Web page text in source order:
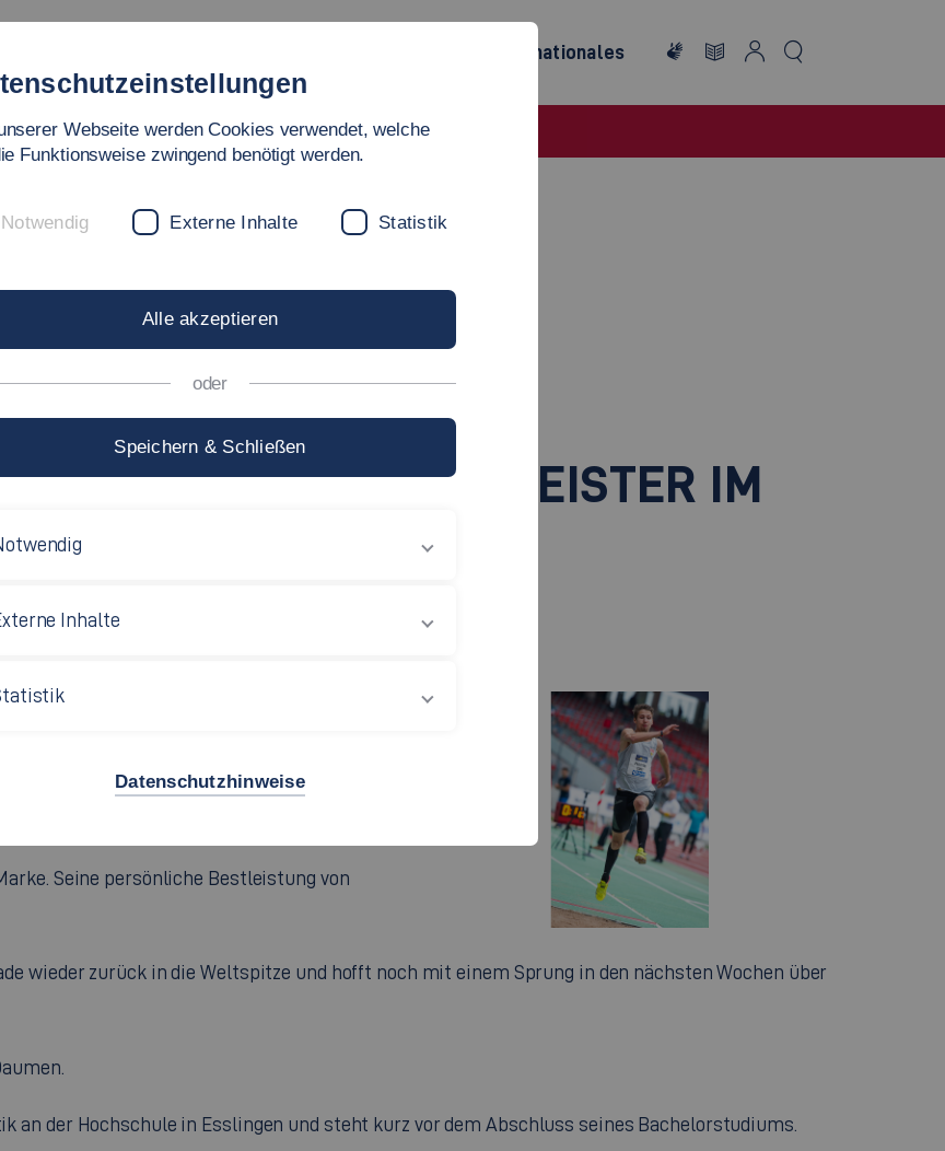
Internationales
4. MAL DEUTSCHER MEISTER IM
Comeback und hat am Sonntag in
Meistertitel im Weitsprung erlangt. Die
in 18 Sportarten fand vom 4. bis zum 6. Juni
Seine persönliche Bestleistung von
wieder zurück in die Weltspitze und hofft noch mit einem Sprung in den nächsten Wochen über
an der Hochschule in Esslingen und steht kurz vor dem Abschluss seines Bachelorstudiums.
Webseite werden Cookies verwendet, welche
Funktionsweise zwingend benötigt werden.
Notwendig Externe Inhalte Statistik
Alle akzeptieren
oder
Speichern & Schließen
Inhalte
Datenschutzhinweise